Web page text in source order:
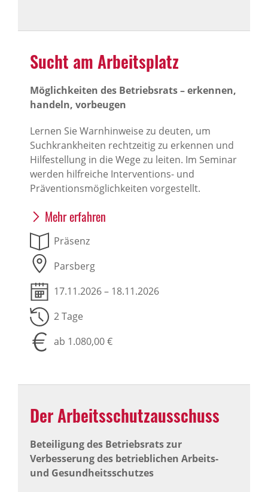
Sucht am Arbeits­platz
Möglichkeiten des Betriebsrats – erkennen,
handeln, vorbeugen
Lernen Sie Warnhinweise zu deuten, um
Suchkrankheiten rechtzeitig zu erkennen und
Hilfestellung in die Wege zu leiten. Im Seminar
werden hilfreiche Interventions- und
Präventionsmöglichkeiten vorgestellt.
Mehr erfahren
Präsenz
Parsberg
17.11.2026 – 18.11.2026
2 Tage
ab 1.080,00 €
Der Arbeits­schutz­aus­schuss
Beteiligung des Betriebsrats zur
Verbesserung des betrieblichen Arbeits-
und Gesundheitsschutzes